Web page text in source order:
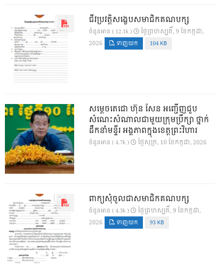
ជីវប្រវត្តិសង្ខេបសមាជិកគណបក្ស
ចំនួនអាន ( 12.1k )
ថ្ងៃ​ព្រហស្បតិ៍, 9 ខែ​កក្កដា,
2026
ទាញយក 104 KB
សម្តេចតេជោ ហ៊ុន សែន អញ្ជើញជួប
សំណេះសំណាលជាមួយក្រុមប្រឹក្សា ថ្នាក់
ដឹកនាំមន្ទីរ អង្គភាពក្នុងខេត្តព្រះវិហារ
ចំនួនអាន ( 4.7k ) ថ្ងៃ​សុក្រ, 10 ខែ​កក្កដា, 2026
ពាក្យសុំចូលជាសមាជិកគណបក្ស
ចំនួនអាន ( 4.3k )
ថ្ងៃ​ព្រហស្បតិ៍, 9 ខែ​កក្កដា,
2026
ទាញយក 93 KB